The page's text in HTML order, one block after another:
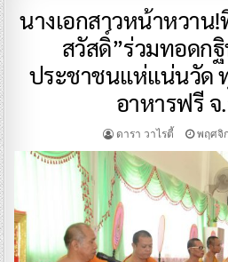
นางเอกสาวหน้าหวา
สวัสดิ์”ร่วมทอดก
ประชาชนแห่แน่นวัด
อาหารฟรี
ดารา วาไรตี้ พฤศจิ